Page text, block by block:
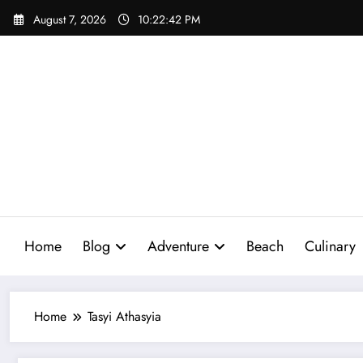
Skip
August 7, 2026 10:22:43 PM
Home Blog Adventure Beach Culinary
Home Tasyi Athasyia